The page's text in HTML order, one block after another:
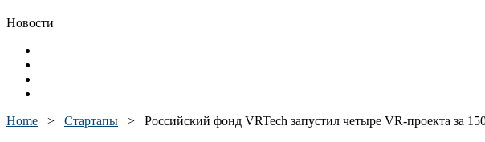
Новости
Home > Стартапы > Российский фонд VRTech запустил четыре VR-проекта за